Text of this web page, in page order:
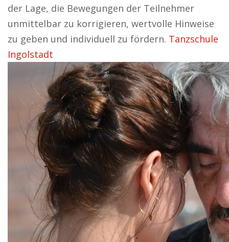
der Lage, die Bewegungen der Teilnehmer
unmittelbar zu korrigieren, wertvolle Hinweise
zu geben und individuell zu fördern. Tanzschule
Ingolstadt